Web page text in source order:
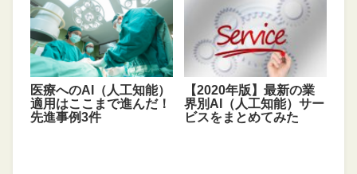
医療へのAI（人工知能）
適用はここまで進んだ！
先進事例3件
【2020年版】最新の業
界別AI（人工知能）サー
ビスをまとめてみた